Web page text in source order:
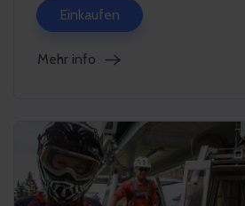
Einkaufen
Mehr info